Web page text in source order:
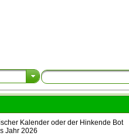
Kalender oder der Hinkende Bot
Jahr 2026